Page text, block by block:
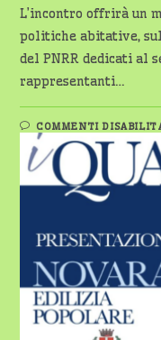
L’incontro offrirà un
politiche abitative,
del PNRR dedicati al
rappresentanti…
COMMENTI